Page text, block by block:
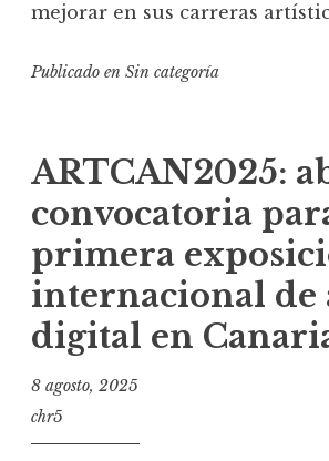
mejorar en sus carreras
Publicado en Sin categoría
ARTCAN2025:
convocatoria
primera
internacional de
digital en
8 agosto, 2025
chr5